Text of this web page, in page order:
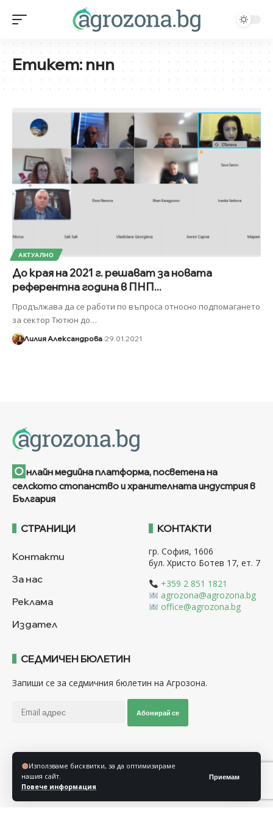
Използваме бисквитки, за да оптимизираме
нашия сайт.
Повече информация
Приемам
Етикет:пнп
АКТУАЛНО
До края на 2021 г. решават за новата
референтна година в ПНП...
Продължава да се работи по въпроса относно подпомагането
за сектор Тютюн до…
Лилия Александрова 29.01.2021
О нлайн медийна платформа, посветена на
селското стопанство и хранителната индустрия в
България
СТРАНИЦИ
Контакти
За нас
Реклама
Издател
КОНТАКТИ
гр. София, 1606
бул. Христо Ботев 17, ет. 7
+359 2 851 1821
agrozona@agrozona.bg
office@agrozona.bg
СЕДМИЧЕН БЮЛЕТИН
Запиши се за седмичния бюлетин на Агрозона.
Абонирай се
Последвайте ни